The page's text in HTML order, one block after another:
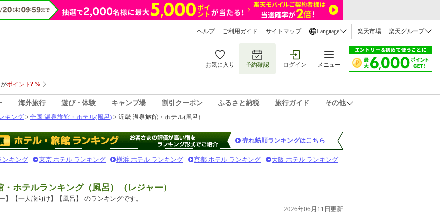
ヘルプ ご利用ガイド サイトマップ Language 楽天市場 楽天グループ
お気に入り 予約確認 ログイン メニュー
海外旅行 遊び・体験 キャンプ場 割引クーポン ふるさと納税 旅行ガイド
その他
キング > 全国 温泉旅館・ホテル(風呂) > 近畿 温泉旅館・ホテル(風呂)
売れ筋順ランキングはこちら
ンキング 東京 ホテル ランキング 横浜 ホテル ランキング 京都 ホテル ランキング 大阪 ホテル ランキング
ホテルランキング（風呂）（レジャー）
】【一人旅向け】【風呂】
のランキングです。
2026年06月11日更新